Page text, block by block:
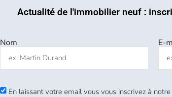
Actualité de l'immobilier neuf :
Nom E-
En laissant votre email vous vous inscrivez à